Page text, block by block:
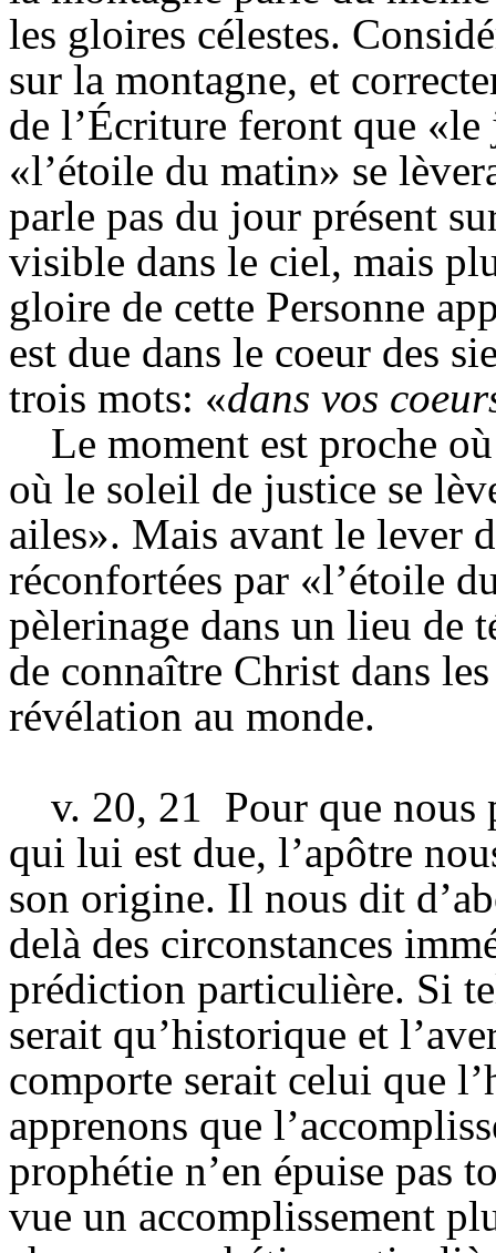
les gloires célestes.
sur la montagne, et
de l’Écriture feront que
«l’étoile du matin» se
parle pas du jour présent
visible dans le ciel, mais
gloire de cette Personne
est due dans le coeur des
trois mots: «dans vos
Le moment est proche
où le soleil de justice se
ailes». Mais avant le lever
réconfortées par «l’étoile
pèlerinage dans un lieu de
de connaître Christ dans
révélation au monde.
v. 20, 21 Pour que nous
qui lui est due, l’apôtre
son origine. Il nous dit
delà des circonstances
prédiction particulière. Si
serait qu’historique et
comporte serait celui que
apprenons que
prophétie n’en épuise pas
vue un accomplissement